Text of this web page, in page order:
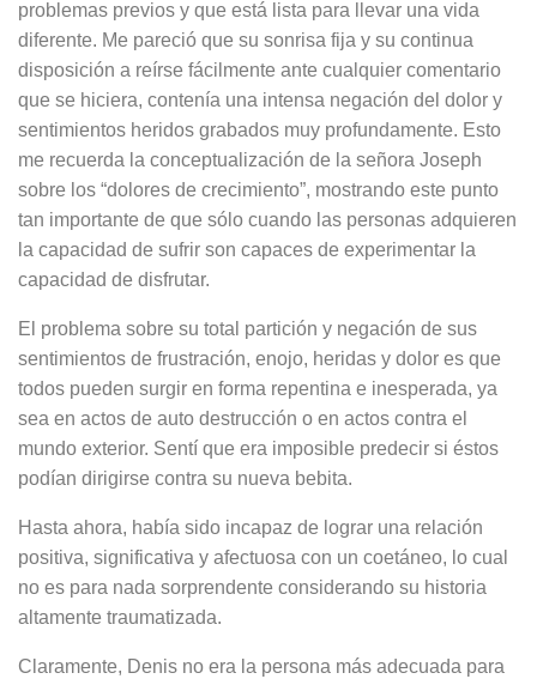
problemas previos y que está lista para llevar una vida
diferente. Me pareció que su sonrisa fija y su continua
disposición a reírse fácilmente ante cualquier comentario
que se hiciera, contenía una intensa negación del dolor y
sentimientos heridos grabados muy profundamente. Esto
me recuerda la conceptualización de la señora Joseph
sobre los “dolores de crecimiento”, mostrando este punto
tan importante de que sólo cuando las personas adquieren
la capacidad de sufrir son capaces de experimentar la
capacidad de disfrutar.
El problema sobre su total partición y negación de sus
sentimientos de frustración, enojo, heridas y dolor es que
todos pueden surgir en forma repentina e inesperada, ya
sea en actos de auto destrucción o en actos contra el
mundo exterior. Sentí que era imposible predecir si éstos
podían dirigirse contra su nueva bebita.
Hasta ahora, había sido incapaz de lograr una relación
positiva, significativa y afectuosa con un coetáneo, lo cual
no es para nada sorprendente considerando su historia
altamente traumatizada.
Claramente, Denis no era la persona más adecuada para